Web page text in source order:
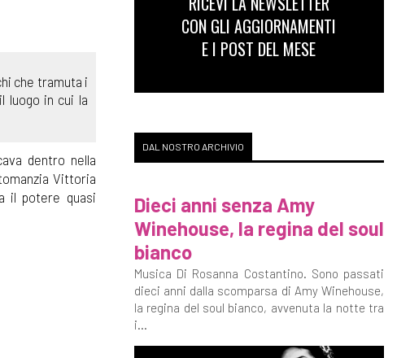
che tramuta i
luogo in cui la
dentro nella
Vittoria
il potere quasi
CON GLI AGGIORNAMENTI
E I POST DEL MESE
DAL NOSTRO ARCHIVIO
Dieci anni senza Amy
Winehouse, la regina del soul
bianco
Musica Di Rosanna Costantino. Sono passati
dieci anni dalla scomparsa di Amy Winehouse,
la regina del soul bianco, avvenuta la notte tra
i...